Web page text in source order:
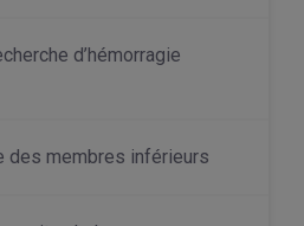
d’hémorragie
des membres inférieurs